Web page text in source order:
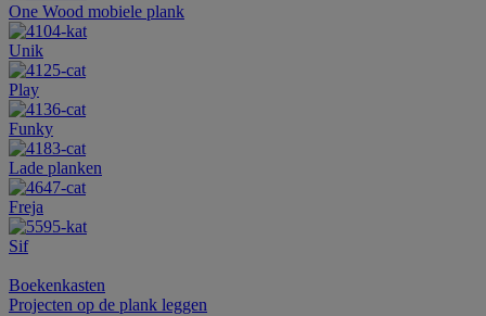
One Wood mobiele plank
Unik
Play
Funky
Lade planken
Freja
Sif
Boekenkasten
Projecten op de plank leggen